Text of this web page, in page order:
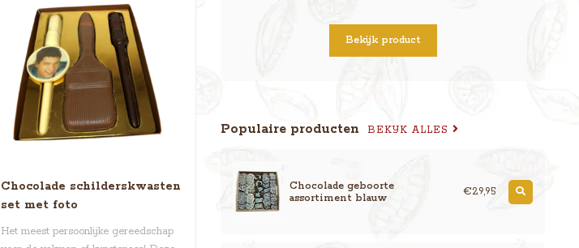
Chocolade schilderskwasten
set met foto
Het meest persoonlijke gereedschap
Bekijk product
Populaire producten BEKIJK ALLES
Chocolade geboorte
assortiment blauw
€29,95